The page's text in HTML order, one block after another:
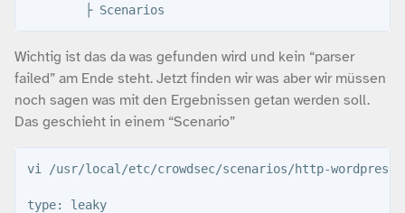
Wichtig ist das da was gefunden wird und kein “parser
failed” am Ende steht. Jetzt finden wir was aber wir müssen
noch sagen was mit den Ergebnissen getan werden soll.
Das geschieht in einem “Scenario”
vi /usr/local/etc/crowdsec/scenarios/http-wordpress-
type: leaky